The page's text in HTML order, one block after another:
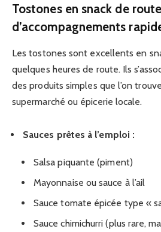
Tostones en snack de
d’accompagnements
Les tostones sont excellents en
quelques heures de route. Ils
des produits simples que l’on
supermarché ou épicerie locale.
Sauces prêtes à l’emploi :
Salsa piquante (piment)
Mayonnaise ou sauce à l’ail
Sauce tomate épicée type «
Sauce chimichurri (plus rare,